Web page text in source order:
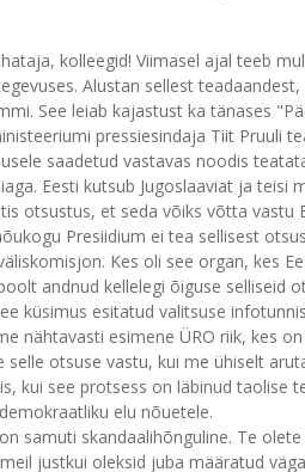
kolleegid! Viimasel ajal teeb
Alustan sellest
See leiab kajastust ka tänases
pressiesindaja Tiit Pruuli
saadetud vastavas noodis
Eesti kutsub Jugoslaaviat ja
otsustus, et seda võiks võtta vastu
Presiidium ei tea sellisest
Kes oli see organ, kes
andnud kellelegi õiguse selliseid
küsimus esitatud valitsuse
nähtavasti esimene ÜRO riik, kes
selle otsuse vastu, kui me ühiselt
kui see protsess on läbinud taolise
elu nõuetele.
samuti skandaalihõnguline. Te
justkui oleksid juba määratud